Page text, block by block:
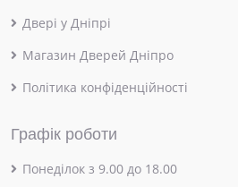
Двері у Дніпрі
Магазин Дверей Дніпро
Політика конфіденційності
Графік роботи
Понеділок з 9.00 до 18.00